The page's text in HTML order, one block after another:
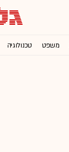
משפט טכנולוגיה